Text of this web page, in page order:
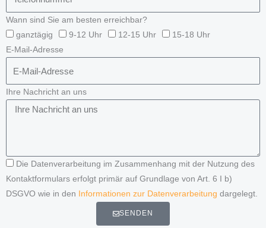
Wann sind Sie am besten erreichbar?
ganztägig
9-12 Uhr 12-15 Uhr
15-18 Uhr
E-Mail-Adresse
Ihre Nachricht an uns
Die Datenverarbeitung im Zusammenhang mit der Nutzung des
Kontaktformulars erfolgt primär auf Grundlage von Art. 6 I b)
DSGVO wie in den
Informationen zur Datenverarbeitung dargelegt.
SENDEN